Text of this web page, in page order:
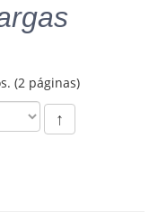
(2 páginas)
↑